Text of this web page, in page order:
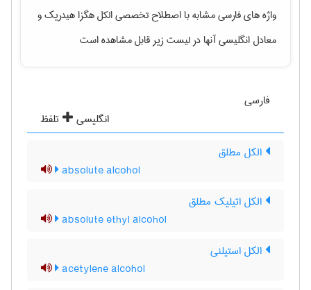
واژه های فارسی مشابه با اصطلاح تخصصیالکل هگزا هیدریکو
معادل انگلیسی آنها در لیست زیر قابل مشاهده است
فارسی
انگلیسی
تلفظ
الکل مطلق
absolute alcohol
الکل اتیلیک مطلق
absolute ethyl alcohol
الکل استیلنی
acetylene alcohol